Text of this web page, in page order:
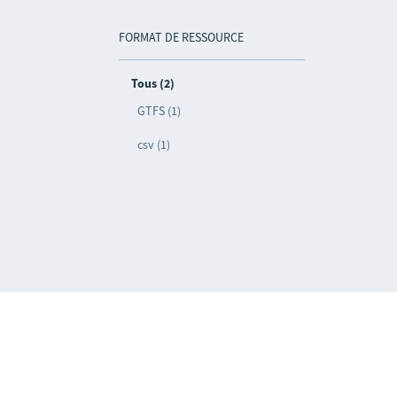
FORMAT DE RESSOURCE
Tous (2)
GTFS (1)
csv (1)